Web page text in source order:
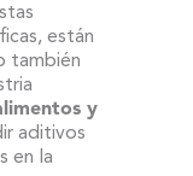
están
también
y
aditivos
en la